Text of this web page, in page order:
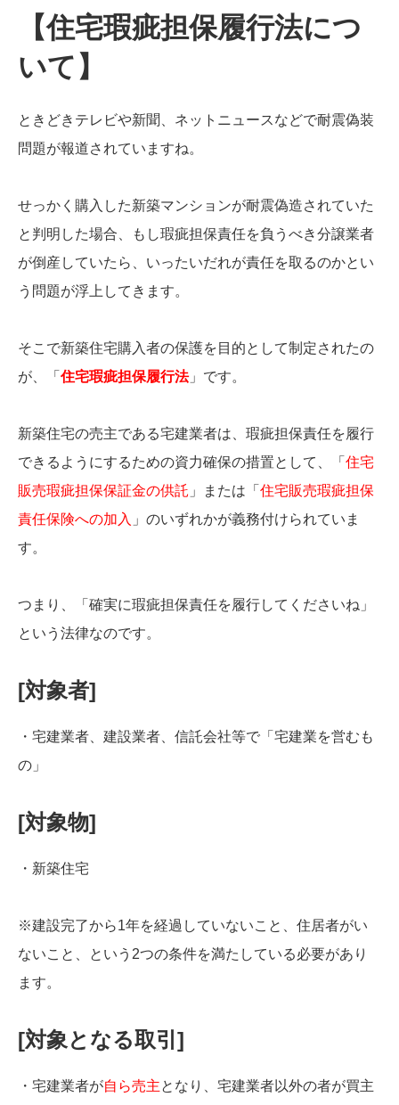
【住宅瑕疵担保履行法につ
いて】
ときどきテレビや新聞、ネットニュースなどで耐震偽装
問題が報道されていますね。
せっかく購入した新築マンションが耐震偽造されていた
と判明した場合、もし瑕疵担保責任を負うべき分譲業者
が倒産していたら、いったいだれが責任を取るのかとい
う問題が浮上してきます。
そこで新築住宅購入者の保護を目的として制定されたの
が、「 住宅瑕疵担保履行法」です。
新築住宅の売主である宅建業者は、瑕疵担保責任を履行
できるようにするための資力確保の措置として、「 住宅
販売瑕疵担保保証金の供託 」または「 住宅販売瑕疵担保
責任保険への加入 」のいずれかが義務付けられていま
す。
つまり、「確実に瑕疵担保責任を履行してくださいね」
という法律なのです。
[対象者]
・宅建業者、建設業者、信託会社等で「宅建業を営むも
の」
[対象物]
・新築住宅
※建設完了から1年を経過していないこと、住居者がい
ないこと、という2つの条件を満たしている必要があり
ます。
[対象となる取引]
・宅建業者が自ら売主となり、宅建業者以外の者が買主